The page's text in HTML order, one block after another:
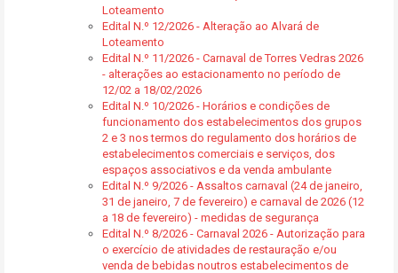
Loteamento
Edital N.º 12/2026 - Alteração ao Alvará de
Loteamento
Edital N.º 11/2026 - Carnaval de Torres Vedras 2026
- alterações ao estacionamento no período de
12/02 a 18/02/2026
Edital N.º 10/2026 - Horários e condições de
funcionamento dos estabelecimentos dos grupos
2 e 3 nos termos do regulamento dos horários de
estabelecimentos comerciais e serviços, dos
espaços associativos e da venda ambulante
Edital N.º 9/2026 - Assaltos carnaval (24 de janeiro,
31 de janeiro, 7 de fevereiro) e carnaval de 2026 (12
a 18 de fevereiro) - medidas de segurança
Edital N.º 8/2026 - Carnaval 2026 - Autorização para
o exercício de atividades de restauração e/ou
venda de bebidas noutros estabelecimentos de